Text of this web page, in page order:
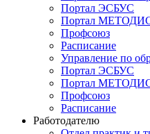
Портал ЭСБУС
Портал
Профсоюз
Расписание
Управление по
Портал ЭСБУС
Портал
Профсоюз
Расписание
Работодателю